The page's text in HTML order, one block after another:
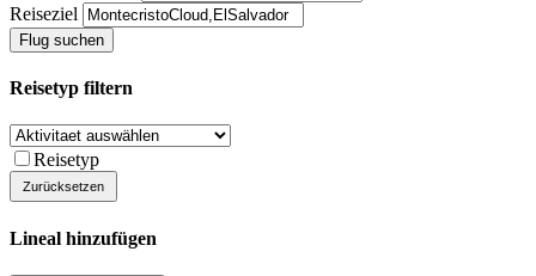
Reiseziel
Flug suchen
Reisetyp filtern
Reisetyp
Lineal hinzufügen